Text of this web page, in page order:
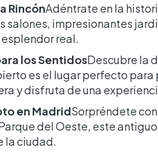
RincónAdéntrate en la
salones, impresionantes
real.
los SentidosDescubre la
es el lugar perfecto
y disfruta de una
en MadridSorpréndete
del Oeste, este
la ciudad.